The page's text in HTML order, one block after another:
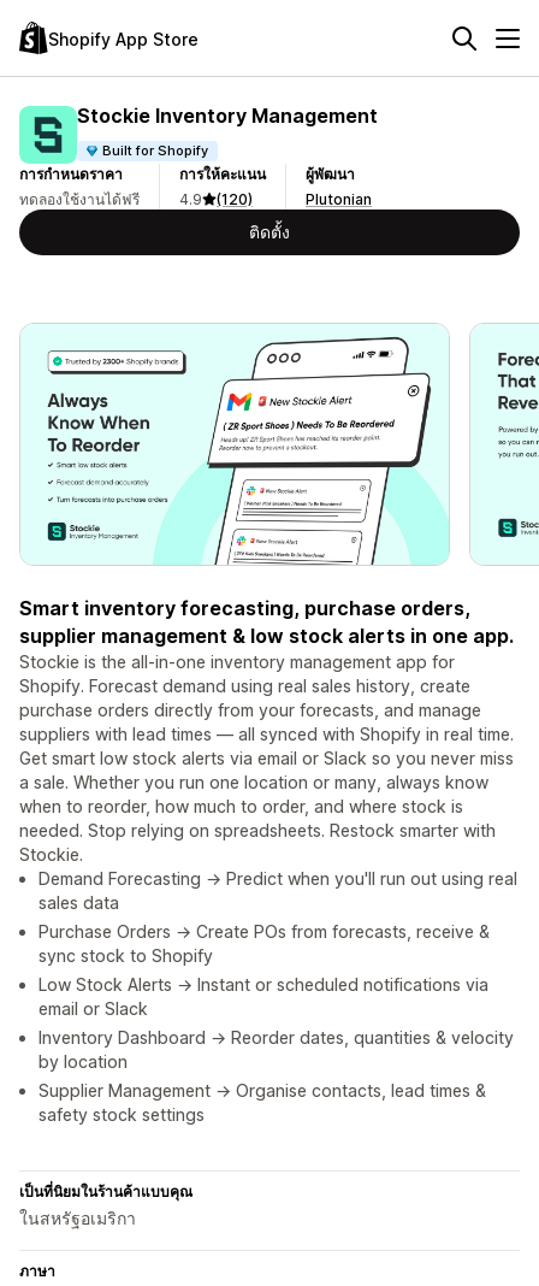
Shopify App Store
Stockie Inventory Management
Built for Shopify
การกำหนดราคา
ทดลองใช้งานได้ฟรี
การให้คะแนน
4.9
(120)
ผู้พัฒนา
Plutonian
ติดตั้ง
Smart inventory forecasting, purchase orders,
supplier management & low stock alerts in one app.
Stockie is the all-in-one inventory management app for
Shopify. Forecast demand using real sales history, create
purchase orders directly from your forecasts, and manage
suppliers with lead times — all synced with Shopify in real time.
Get smart low stock alerts via email or Slack so you never miss
a sale. Whether you run one location or many, always know
when to reorder, how much to order, and where stock is
needed. Stop relying on spreadsheets. Restock smarter with
Stockie.
Demand Forecasting → Predict when you'll run out using real
sales data
Purchase Orders → Create POs from forecasts, receive &
sync stock to Shopify
Low Stock Alerts → Instant or scheduled notifications via
email or Slack
Inventory Dashboard → Reorder dates, quantities & velocity
by location
Supplier Management → Organise contacts, lead times &
safety stock settings
เป็นที่นิยมในร้านค้าแบบคุณ
ในสหรัฐอเมริกา
ภาษา